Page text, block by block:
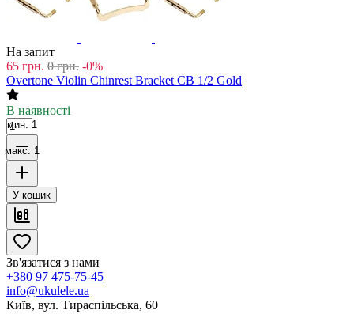
На запит
65 грн. 0 грн. -0%
Overtone Violin Chinrest Bracket CB 1/2 Gold
В наявності
мин. 1
макс. 1
У кошик
Зв'язатися з нами
+380 97 475-75-45
info@ukulele.ua
Київ, вул. Тираспільська, 60